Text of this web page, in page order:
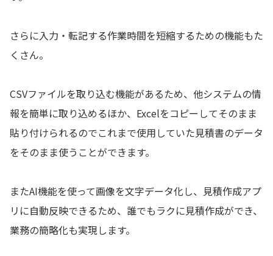
さらに入力・転記する作業時間を短縮するための機能もた
くさん。
CSVファイルを取り込む機能があるため、他システムの情
報を簡単に取り込めるほか、Excelをコピーしてそのまま
貼り付けられるのでこれまで使用していた見積書のデータ
をそのまま使うことができます。
またAI機能を使って画像を文字データ化し、見積作成アプ
リに自動反映できるため、誰でもラクに見積作成ができ、
業務の簡略化も実現します。